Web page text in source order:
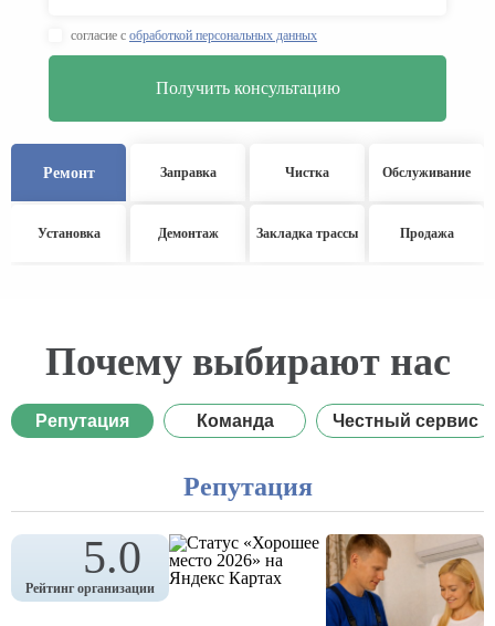
согласие с обработкой персональных данных
Ремонт Заправка Чистка Обслуживание
Установка Демонтаж Закладка трассы Продажа
Почему выбирают нас
Репутация Команда Честный сервис
Репутация
5.0
Рейтинг организации